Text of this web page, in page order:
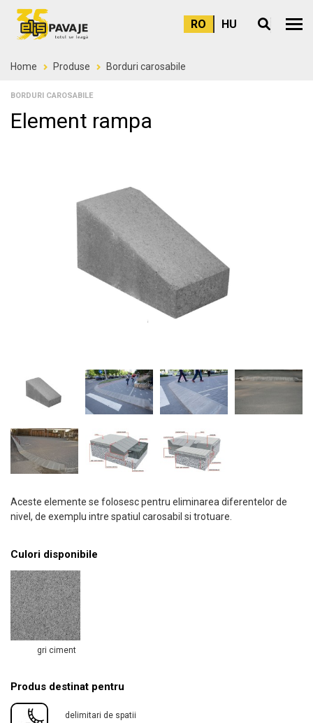
RO HU Meniu
Home Produse Borduri carosabile
BORDURI CAROSABILE
Element rampa
Aceste elemente se folosesc pentru eliminarea diferentelor de
nivel, de exemplu intre spatiul carosabil si trotuare.
Culori disponibile
gri ciment
Produs destinat pentru
delimitari de spatii